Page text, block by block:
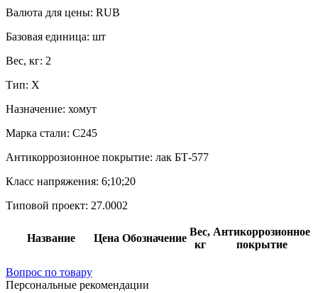
Валюта для цены: RUB
Базовая единица: шт
Вес, кг: 2
Тип: Х
Назначение: хомут
Марка стали: С245
Антикоррозионное покрытие: лак БТ-577
Класс напряжения: 6;10;20
Типовой проект: 27.0002
Название Цена Обозначение
Вес,
кг
Антикоррозионное
покрытие
Вопрос по товару
Персональные рекомендации